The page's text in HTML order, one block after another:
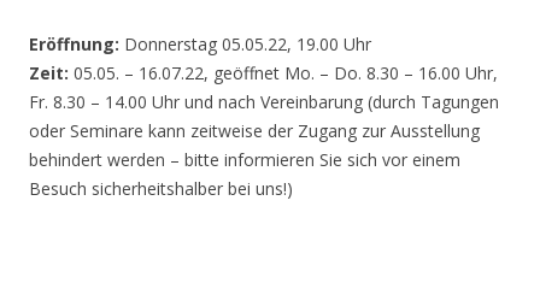
Eröffnung: Donnerstag 05.05.22, 19.00 Uhr
Zeit: 05.05. – 16.07.22, geöffnet Mo. – Do. 8.30 – 16.00 Uhr,
Fr. 8.30 – 14.00 Uhr und nach Vereinbarung (durch Tagungen
oder Seminare kann zeitweise der Zugang zur Ausstellung
behindert werden – bitte informieren Sie sich vor einem
Besuch sicherheitshalber bei uns!)